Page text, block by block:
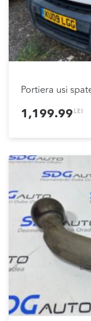
Portiera usi
1,199.99 LEI